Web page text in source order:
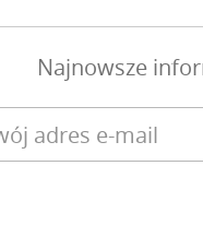
Najnowsze